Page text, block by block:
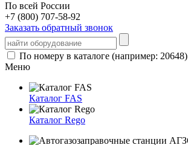
По всей России
+7 (800) 707-58-92
Заказать обратный звонок
По номеру в каталоге (например: 20648)
Меню
Каталог FAS
Каталог Rego